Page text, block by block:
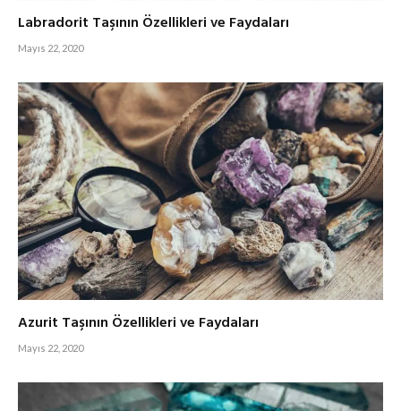
Labradorit Taşının Özellikleri ve Faydaları
Mayıs 22, 2020
Azurit Taşının Özellikleri ve Faydaları
Mayıs 22, 2020